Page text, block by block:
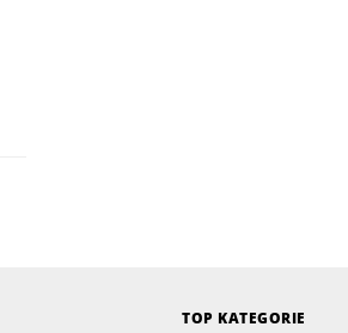
TOP KATEGORIE